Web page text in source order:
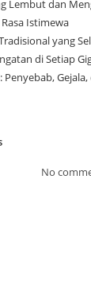
Lembut dan
Istimewa
yang
di Setiap
Penyebab,
No